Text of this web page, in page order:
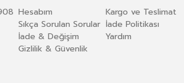
Hesabım
Sıkça Sorulan Sorular
İade & Değişim
Gizlilik & Güvenlik
Kargo ve Teslimat
İade Politikası
Yardım